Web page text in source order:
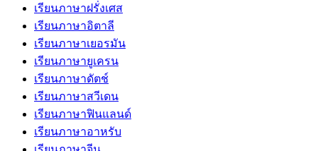
เรียนภาษาฝรั่งเศส
เรียนภาษาอิตาลี
เรียนภาษาเยอรมัน
เรียนภาษายูเครน
เรียนภาษาดัตช์
เรียนภาษาสวีเดน
เรียนภาษาฟินแลนด์
เรียนภาษาอาหรับ